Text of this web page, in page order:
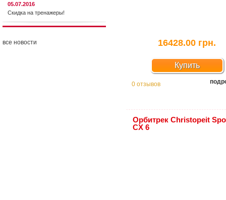
05.07.2016
Скидка на тренажеры!
все новости 16428.00 грн.
Купить
0 отзывов
Орбитрек Christopeit
CX 6